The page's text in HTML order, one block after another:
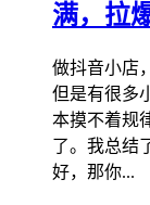
满，拉
做抖音小店
但是有很多
本摸不着规
了。我总结
好，那你...